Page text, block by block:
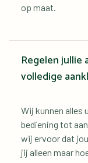
op maat.
Regelen jullie
volledige
Wij kunnen alles
bediening tot
wij ervoor dat
jij alleen maar